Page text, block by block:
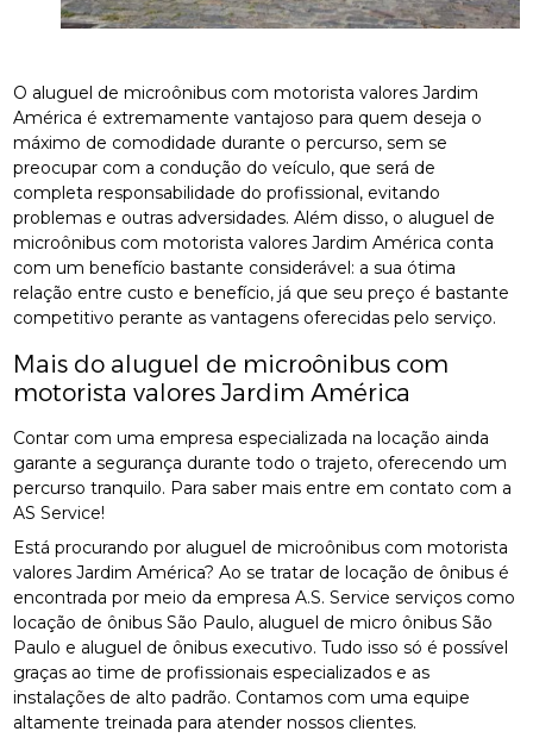
O aluguel de microônibus com motorista valores Jardim
América é extremamente vantajoso para quem deseja o
máximo de comodidade durante o percurso, sem se
preocupar com a condução do veículo, que será de
completa responsabilidade do profissional, evitando
problemas e outras adversidades. Além disso, o aluguel de
microônibus com motorista valores Jardim América conta
com um benefício bastante considerável: a sua ótima
relação entre custo e benefício, já que seu preço é bastante
competitivo perante as vantagens oferecidas pelo serviço.
Mais do aluguel de microônibus com
motorista valores Jardim América
Contar com uma empresa especializada na locação ainda
garante a segurança durante todo o trajeto, oferecendo um
percurso tranquilo. Para saber mais entre em contato com a
AS Service!
Está procurando por aluguel de microônibus com motorista
valores Jardim América? Ao se tratar de locação de ônibus é
encontrada por meio da empresa A.S. Service serviços como
locação de ônibus São Paulo, aluguel de micro ônibus São
Paulo e aluguel de ônibus executivo. Tudo isso só é possível
graças ao time de profissionais especializados e as
instalações de alto padrão. Contamos com uma equipe
altamente treinada para atender nossos clientes.